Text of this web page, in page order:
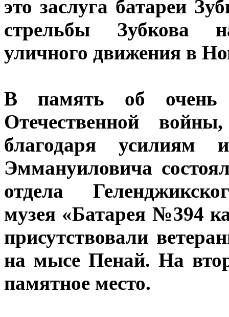
это заслуга батареи
стрельбы Зубкова
уличного движения в
В память об очень
Отечественной
благодаря
Эммануиловича
отдела
музея «Батарея №394
присутствовали
на мысе Пенай. На
памятное место.